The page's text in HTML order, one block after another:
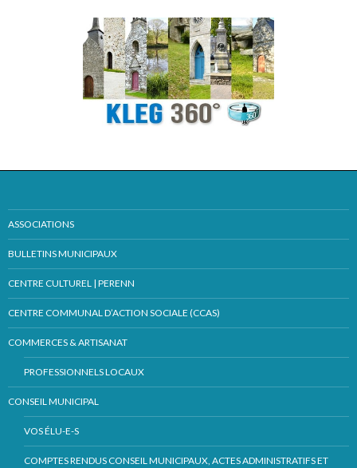
ASSOCIATIONS
BULLETINS MUNICIPAUX
CENTRE CULTUREL | PERENN
CENTRE COMMUNAL D’ACTION SOCIALE (CCAS)
COMMERCES & ARTISANAT
PROFESSIONNELS LOCAUX
CONSEIL MUNICIPAL
VOS ÉLU-E-S
COMPTES RENDUS CONSEIL MUNICIPAUX, ACTES ADMINISTRATIFS ET